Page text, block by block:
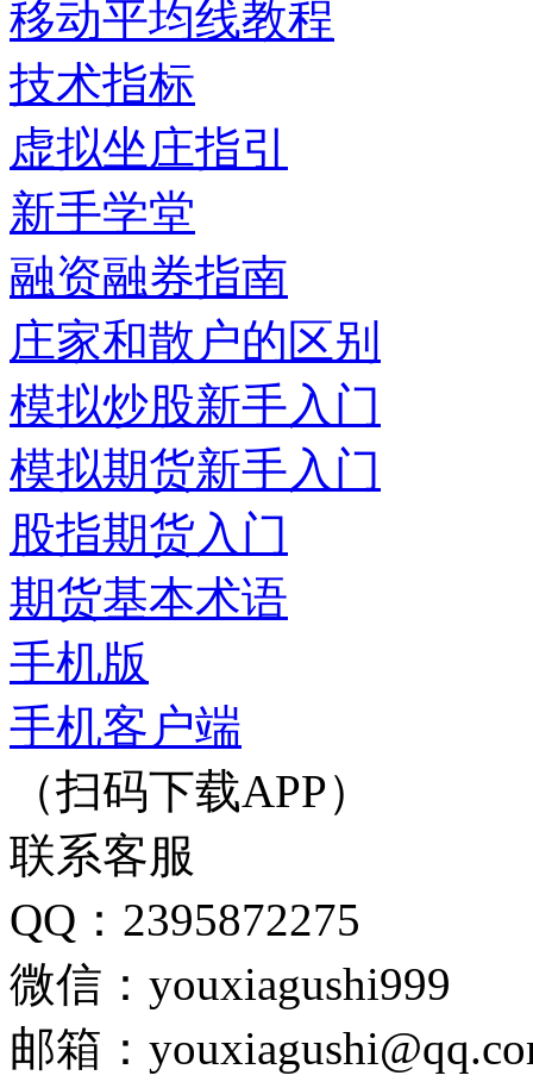
移动平均线教程
技术指标
虚拟坐庄指引
新手学堂
融资融券指南
庄家和散户的区别
模拟炒股新手入门
模拟期货新手入门
股指期货入门
期货基本术语
手机版
手机客户端
（扫码下载APP）
联系客服
QQ：2395872275
微信：youxiagushi999
邮箱：